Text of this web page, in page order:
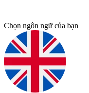
Chọn ngôn ngữ của bạn